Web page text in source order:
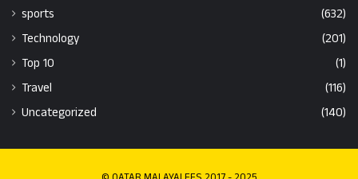
sports
(632)
Technology
(201)
Top 10
(1)
Travel
(116)
Uncategorized
(140)